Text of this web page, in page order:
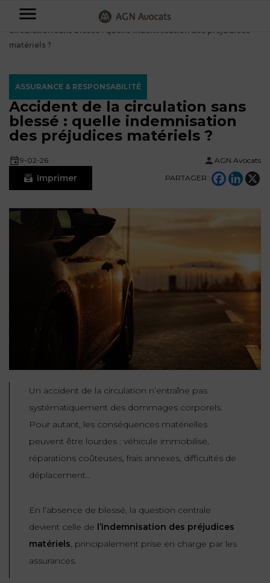
Avocats
Particuliers
NOS
DOMAINES
COMPÉTENCE
AFFAIRES
FISCALITÉ
TRAVAIL
RESPONSABILITÉ
& ASSURANCE
IMMOBILIER
CONTRATS &
CONSOMMATION
ADMINISTRATIF
CALCULER
VOS
Entreprises
NOS
DOMAINES
DE
CRÉATION
D’ENTREPRISES
CONTRATS &
CONSOMMATION
DES
AFFAIRES
& ASSURANCE
FISCALITÉ
IMMOBILIER
DU
ADMINISTRATIF
Plus
d’offres
AGN
PARTNERS
SERVICE
RGPD
DONNÉES
PERSONNELLES
DU
NUMÉRIQUE
ET
PROPRIÉTÉ
À
propos
CONNAÎTRE
DIRIGEANTE
NOUS
Prendre
72
34
24
72
EN LIGNE
Accueil⟶ Assurance & Responsabilité
circulation sans blessé : quelle indemnisation des préjudices
matériels ?
ASSURANCE & RESPONSABILITÉ
Accident de la circulation sans
blessé : quelle indemnisation
des préjudices matériels ?
9-02-26 AGN Avocats
Imprimer PARTAGER :
Un accident de la circulation n’entraîne pas
systématiquement des dommages corporels.
Pour autant, les conséquences matérielles
peuvent être lourdes : véhicule immobilisé,
réparations coûteuses, frais annexes, difficultés de
déplacement…
En l’absence de blessé, la question centrale
devient celle de l’indemnisation des préjudices
matériels, principalement prise en charge par les
assurances.